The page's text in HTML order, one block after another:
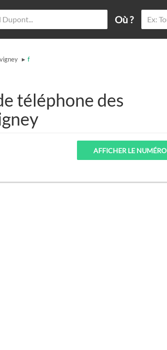
Où ?
▸ f
téléphone des
AFFICHER LE NUMÉRO